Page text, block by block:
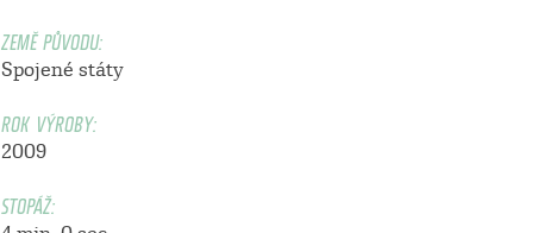
ZEMĚ PŮVODU:
Spojené státy
ROK VÝROBY:
2009
STOPÁŽ: